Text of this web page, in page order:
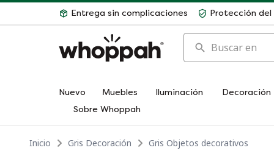
Entrega sin complicaciones Protección
Buscar en
Nuevo Muebles Iluminación
Decoración
Sobre Whoppah
Inicio Gris Decoración
Gris Objetos decorativos